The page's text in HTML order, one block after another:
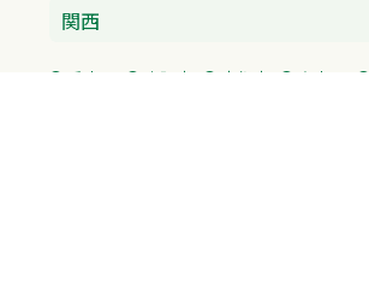
関西
兵庫県 大阪府 京都府 奈良県